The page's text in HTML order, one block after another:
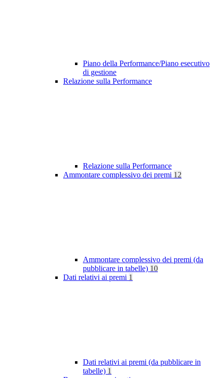
Piano della Performance/Piano esecutivo
di gestione
Relazione sulla Performance
Relazione sulla Performance
Ammontare complessivo dei premi 12
Ammontare complessivo dei premi (da
pubblicare in tabelle) 10
Dati relativi ai premi 1
Dati relativi ai premi (da pubblicare in
tabelle) 1